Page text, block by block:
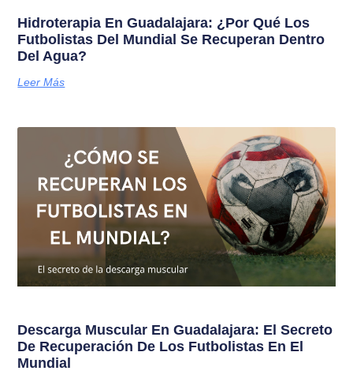
Hidroterapia En Guadalajara: ¿Por Qué Los
Futbolistas Del Mundial Se Recuperan Dentro
Del Agua?
Leer Más
Descarga Muscular En Guadalajara: El Secreto
De Recuperación De Los Futbolistas En El
Mundial